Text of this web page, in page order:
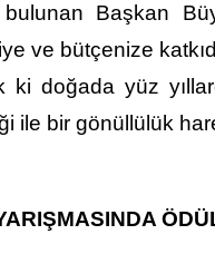
bulunan Başkan
ve bütçenize
ki doğada yüz
ile bir gönüllülük